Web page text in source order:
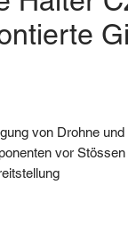
von Drohne
vor Stössen